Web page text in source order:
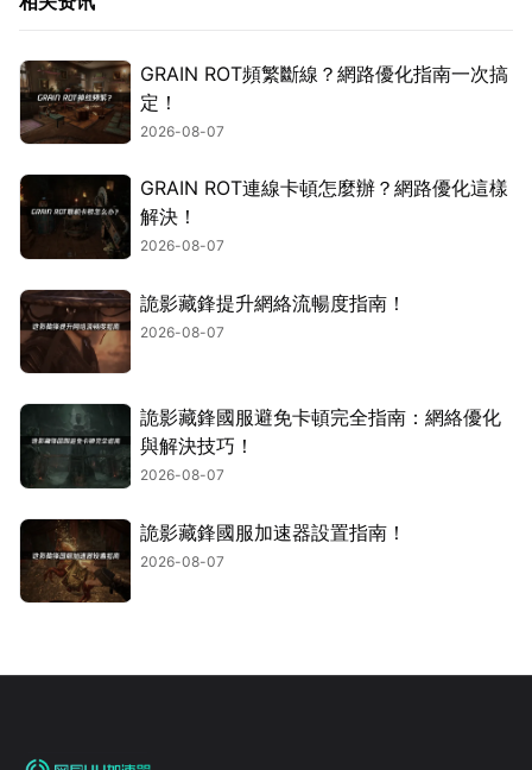
GRAIN ROT頻繁斷線？網路優化指南一次搞
定！
2026-08-07
GRAIN ROT連線卡頓怎麼辦？網路優化這樣
解決！
2026-08-07
詭影藏鋒提升網絡流暢度指南！
2026-08-07
詭影藏鋒國服避免卡頓完全指南：網絡優化
與解決技巧！
2026-08-07
詭影藏鋒國服加速器設置指南！
2026-08-07